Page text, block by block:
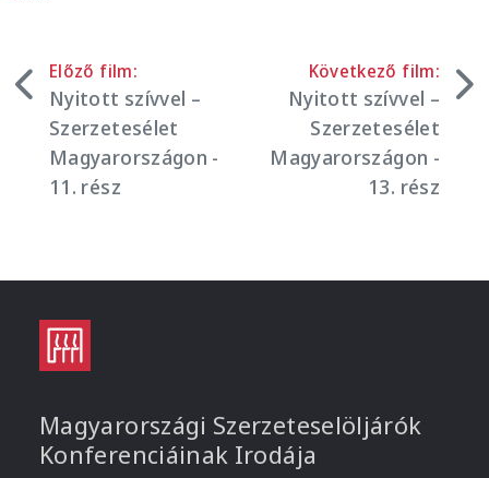
Előző film:
Nyitott szívvel –
Szerzetesélet
Magyarországon -
11. rész
Következő film:
Nyitott szívvel –
Szerzetesélet
Magyarországon -
13. rész
Magyarországi Szerzeteselöljárók
Konferenciáinak Irodája